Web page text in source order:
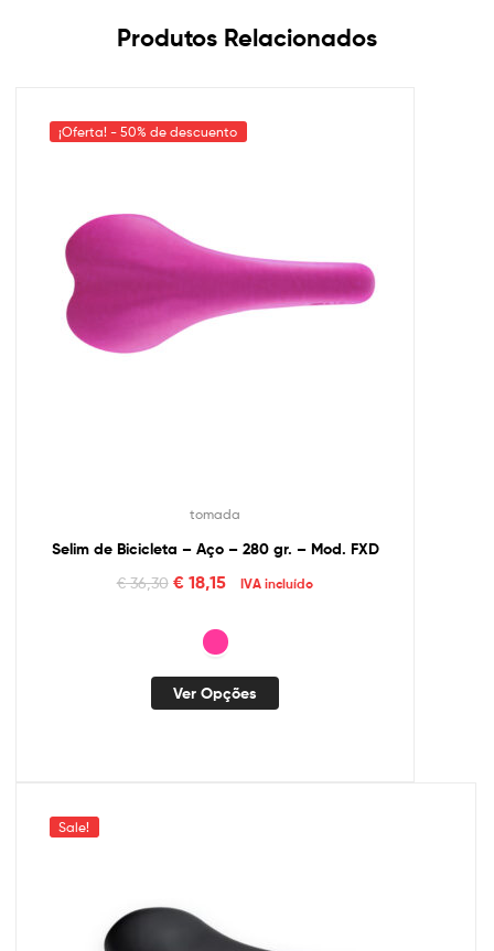
Produtos Relacionados
¡Oferta! - 50% de descuento
tomada
Selim de Bicicleta – Aço – 280 gr. – Mod. FXD
€36,30 €18,15 IVA incluído
Ver Opções
Sale!